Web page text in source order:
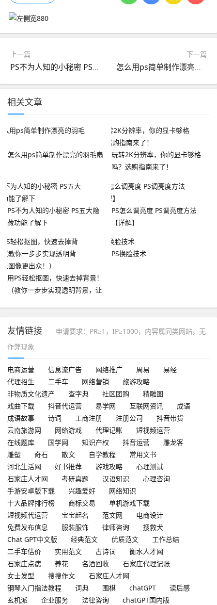
上一篇
PS不为人知的小秘密 PS五大隐藏功能了解下
下一篇
怎么用ps简单制作漂亮的羽毛扇
相关文章
怎么用ps简单制作漂亮的羽毛扇
玩转2K分辨率，你的显卡够格
吗？选购指南来了！
PS不为人知的小秘密 PS五大隐
藏功能了解下
PS怎么调亮度 PS调亮度方法
【详解】
用PS轻松抠图，快速去掉背景！
（教你一步步实现透明背景，让
PS换脸技术
友情链接
申请要求：PR≥1，IP≥1000，内容属同类网站，无
作弊现象
电商运营 信息流广告 网络推广 周易
易经
代理招生
二手车 网络营销
旅游攻略
非物质文化遗产
查字典 社区团购
精雕图
戏曲下载
抖音代运营 易学网 互联网资讯
成语
成语故事
诗词 工商注册 注册公司
抖音带货
云南旅游网
网络游戏 代理记账
短视频运营
在线题库
国学网 知识产权 抖音运营
雕龙客
雕塑
奇石 散文 自学教程
常用文书
河北生活网
好书推荐 游戏攻略
心理测试
石家庄人才网
考研真题 汉语知识
心理咨询
手游安卓版下载
兴趣爱好
网络知识
十大品牌排行榜
商标交易
单机游戏下载
短视频代运营
宝宝起名 范文网
电商设计
免费发布信息
服装服饰 律师咨询
搜救犬
Chat GPT中文版
经典范文 优质范文
工作总结
二手车估价
实用范文 古诗词
衡水人才网
石家庄点痣
养花 名酒回收
石家庄代理记账
女士发型
搜搜作文
石家庄人才网
钢琴入门指法教程
词典 围棋 chatGPT
读后感
玄机派
企业服务 法律咨询
chatGPT国内版